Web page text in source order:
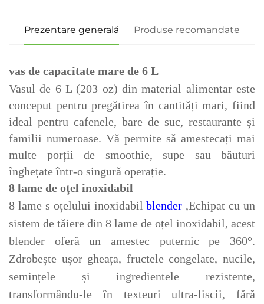
Prezentare generală Produse recomandate
vas de capacitate mare de 6 L
Vasul de 6 L (203 oz) din material alimentar este
conceput pentru pregătirea în cantități mari, fiind
ideal pentru cafenele, bare de suc, restaurante și
familii numeroase. Vă permite să amestecați mai
multe porții de smoothie, supe sau băuturi
înghețate într-o singură operație.
8 lame de oțel inoxidabil
8 lame s oțelului inoxidabilblender ,Echipat cu un
sistem de tăiere din 8 lame de oțel inoxidabil, acest
blender oferă un amestec puternic pe 360°.
Zdrobește ușor gheața, fructele congelate, nucile,
semințele și ingredientele rezistente,
transformându-le în texteuri ultra-liscii, fără